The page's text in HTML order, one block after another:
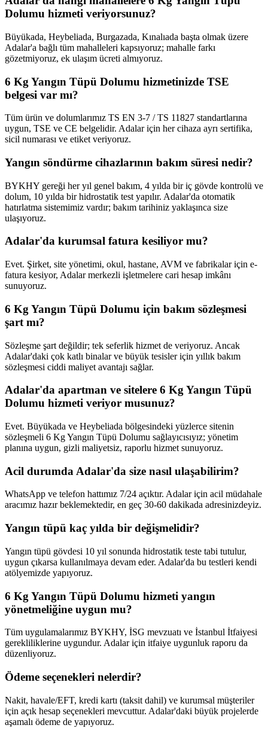
Dolumu hizmeti veriyorsunuz?
Büyükada, Heybeliada, Burgazada, Kınalıada başta olmak üzere
Adalar'a bağlı tüm mahalleleri kapsıyoruz; mahalle farkı
gözetmiyoruz, ek ulaşım ücreti almıyoruz.
6 Kg Yangın Tüpü Dolumu hizmetinizde TSE
belgesi var mı?
Tüm ürün ve dolumlarımız TS EN 3-7 / TS 11827 standartlarına
uygun, TSE ve CE belgelidir. Adalar için her cihaza ayrı sertifika,
sicil numarası ve etiket veriyoruz.
Yangın söndürme cihazlarının bakım süresi nedir?
BYKHY gereği her yıl genel bakım, 4 yılda bir iç gövde kontrolü ve
dolum, 10 yılda bir hidrostatik test yapılır. Adalar'da otomatik
hatırlatma sistemimiz vardır; bakım tarihiniz yaklaşınca size
ulaşıyoruz.
Adalar'da kurumsal fatura kesiliyor mu?
Evet. Şirket, site yönetimi, okul, hastane, AVM ve fabrikalar için e-
fatura kesiyor, Adalar merkezli işletmelere cari hesap imkânı
sunuyoruz.
6 Kg Yangın Tüpü Dolumu için bakım sözleşmesi
şart mı?
Sözleşme şart değildir; tek seferlik hizmet de veriyoruz. Ancak
Adalar'daki çok katlı binalar ve büyük tesisler için yıllık bakım
sözleşmesi ciddi maliyet avantajı sağlar.
Adalar'da apartman ve sitelere 6 Kg Yangın Tüpü
Dolumu hizmeti veriyor musunuz?
Evet. Büyükada ve Heybeliada bölgesindeki yüzlerce sitenin
sözleşmeli 6 Kg Yangın Tüpü Dolumu sağlayıcısıyız; yönetim
planına uygun, gizli maliyetsiz, raporlu hizmet sunuyoruz.
Acil durumda Adalar'da size nasıl ulaşabilirim?
WhatsApp ve telefon hattımız 7/24 açıktır. Adalar için acil müdahale
aracımız hazır beklemektedir, en geç 30-60 dakikada adresinizdeyiz.
Yangın tüpü kaç yılda bir değişmelidir?
Yangın tüpü gövdesi 10 yıl sonunda hidrostatik teste tabi tutulur,
uygun çıkarsa kullanılmaya devam eder. Adalar'da bu testleri kendi
atölyemizde yapıyoruz.
6 Kg Yangın Tüpü Dolumu hizmeti yangın
yönetmeliğine uygun mu?
Tüm uygulamalarımız BYKHY, İSG mevzuatı ve İstanbul İtfaiyesi
gerekliliklerine uygundur. Adalar için itfaiye uygunluk raporu da
düzenliyoruz.
Ödeme seçenekleri nelerdir?
Nakit, havale/EFT, kredi kartı (taksit dahil) ve kurumsal müşteriler
için açık hesap seçenekleri mevcuttur. Adalar'daki büyük projelerde
aşamalı ödeme de yapıyoruz.